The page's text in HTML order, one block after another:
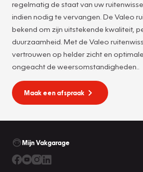
regelmatig de staat van uw
indien nodig te vervangen. De Valeo
bekend om zijn uitstekende kwaliteit,
duurzaamheid. Met de Valeo
vertrouwen op helder zicht en
ongeacht de weersomstandigheden..
Maak een afspraak
Mijn Vakgarage